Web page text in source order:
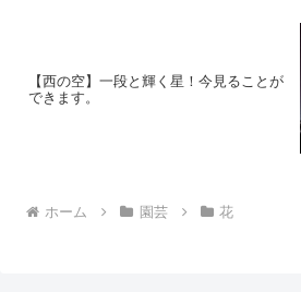
【西の空】一段と輝く星！今見ることが
できます。
ホーム 園芸 花